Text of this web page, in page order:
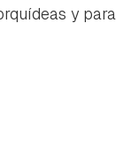
y para